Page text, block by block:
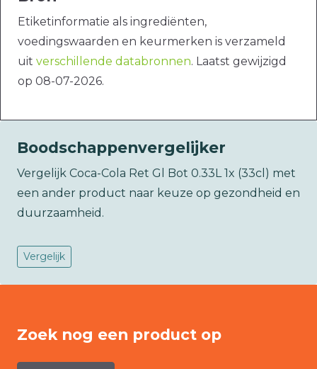
Etiketinformatie als ingrediënten,
voedingswaarden en keurmerken is verzameld
uit verschillende databronnen. Laatst gewijzigd
op 08-07-2026.
Boodschappenvergelijker
Vergelijk Coca-Cola Ret Gl Bot 0.33L 1x (33cl) met
een ander product naar keuze op gezondheid en
duurzaamheid.
Vergelijk
Zoek nog een product op